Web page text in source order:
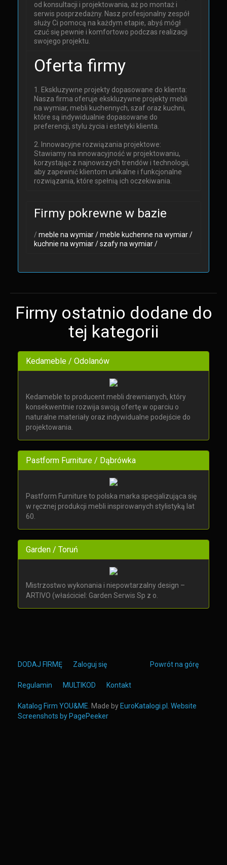
od konsultacji i projektowania, aż po montaż i
serwis posprzedażny. Nasz profesjonalny zespół
służy Ci pomocą na każdym etapie, abyś mógł
czuć się pewnie i komfortowo podczas realizacji
swojego projektu.
Oferta firmy
1. Ekskluzywne projekty dopasowane do klienta:
Nasza firma oferuje ekskluzywne projekty mebli
na wymiar, mebli kuchennych, szaf oraz kuchni,
które są indywidualnie dopasowane do
preferencji, stylu życia i estetyki klienta.
2. Innowacyjne rozwiązania projektowe:
Stawiamy na innowacyjność w projektowaniu,
korzystając z najnowszych trendów i technologii,
aby zapewnić klientom unikalne i funkcjonalne
rozwiązania, które spełnią ich oczekiwania.
Firmy pokrewne w bazie
/ meble na wymiar /meble kuchenne na wymiar /
kuchnie na wymiar /szafy na wymiar /
Firmy ostatnio dodane do
tej kategorii
Kedameble / Odolanów
Kedameble to producent mebli drewnianych, który
konsekwentnie rozwija swoją ofertę w oparciu o
naturalne materiały oraz indywidualne podejście do
projektowania.
Pastform Furniture / Dąbrówka
Pastform Furniture to polska marka specjalizująca się
w ręcznej produkcji mebli inspirowanych stylistyką lat
60.
Garden / Toruń
Mistrzostwo wykonania i niepowtarzalny design –
ARTIVO (właściciel: Garden Serwis Sp z o.
Powrót na górę
DODAJ FIRMĘ Zaloguj się
Regulamin MULTIKOD Kontakt
Katalog Firm YOU&ME . Made by EuroKatalogi.pl
Website
Screenshots by PagePeeker